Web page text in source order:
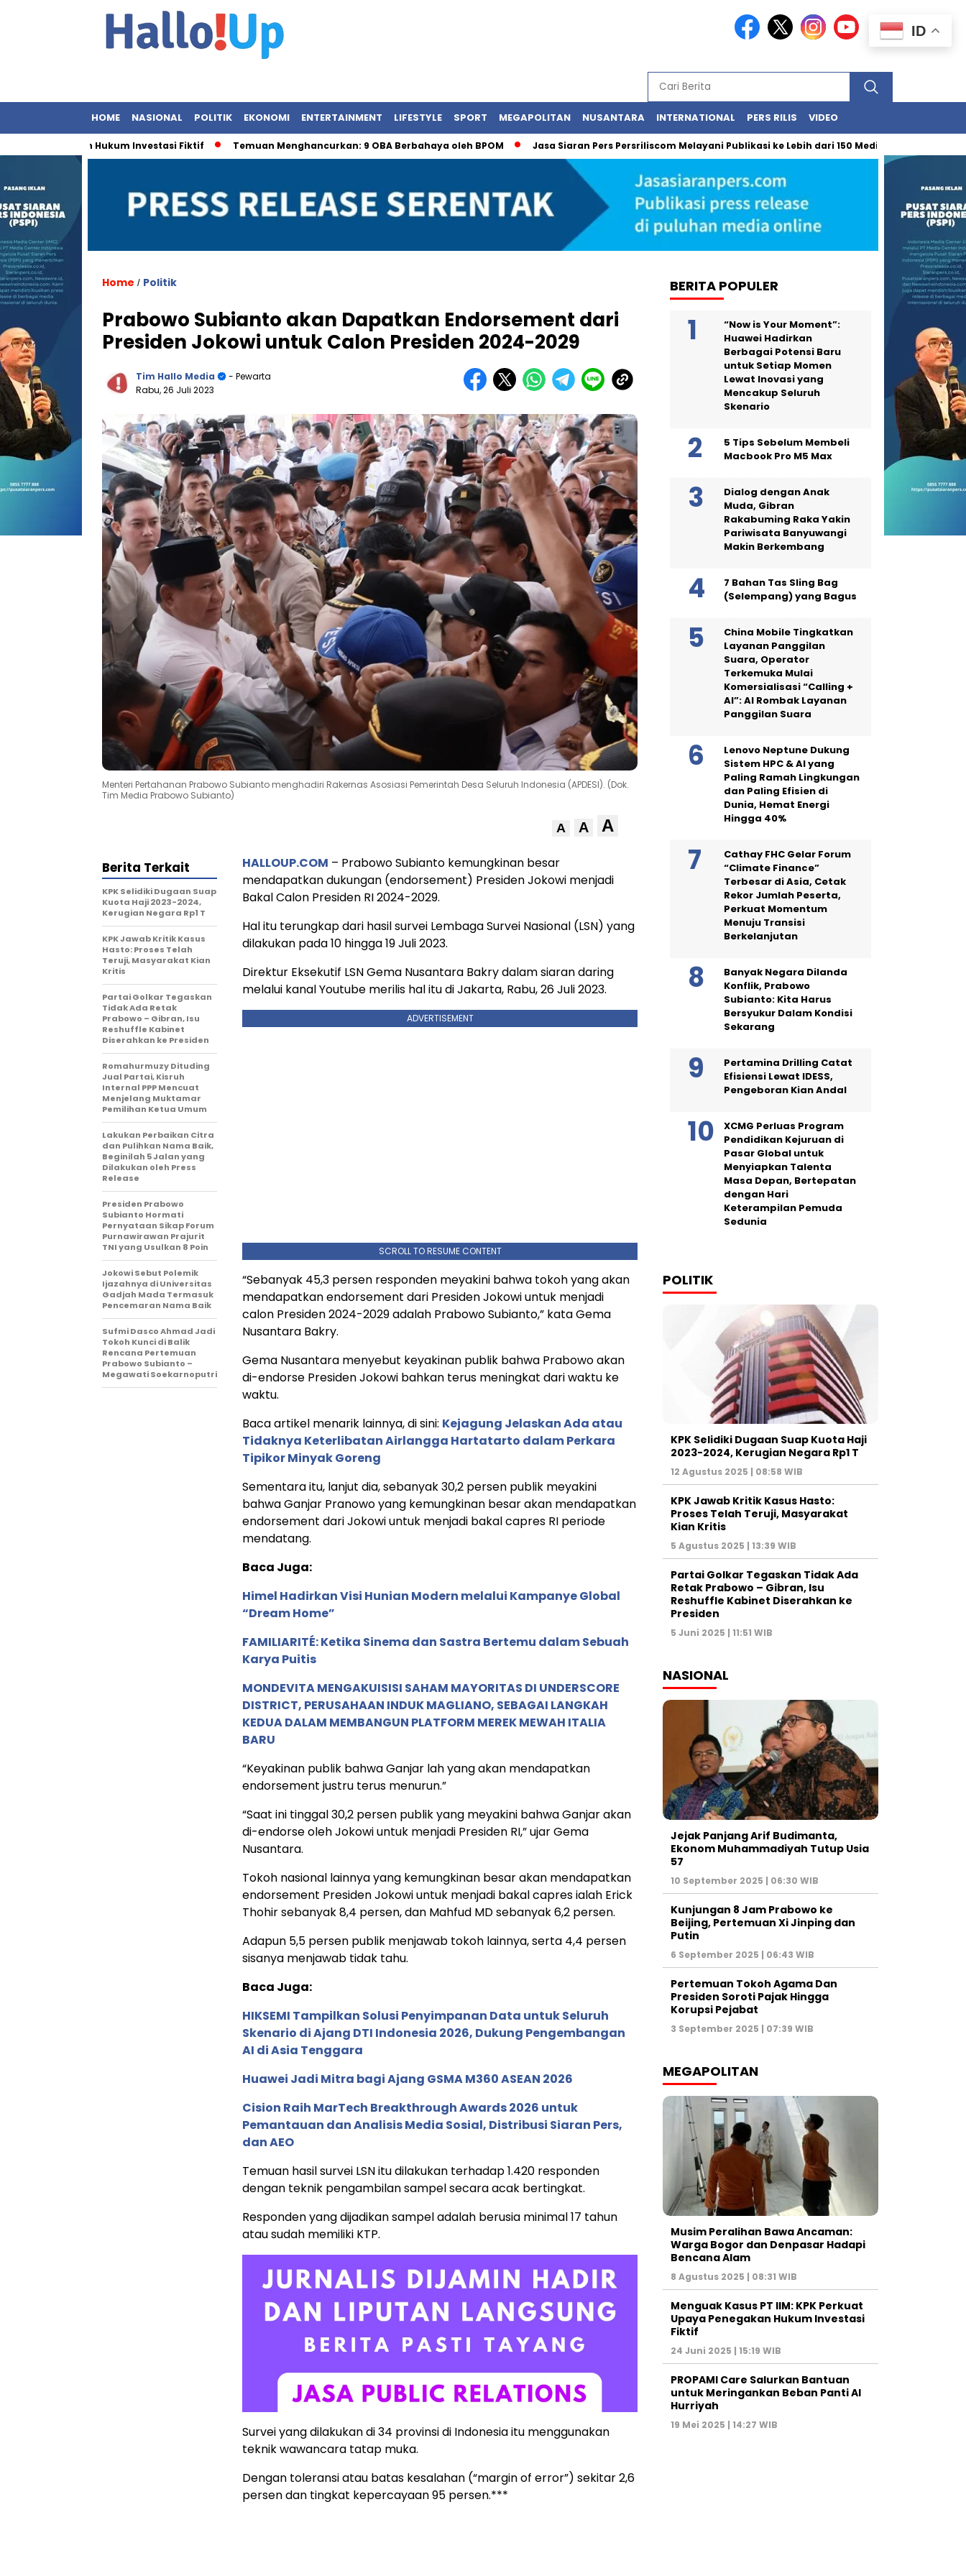
HOME NASIONAL POLITIK EKONOMI ENTERTAINMENT LIFESTYLE SPORT MEGAPOLITAN NUSANTARA INTERNATIONAL PERS RILIS VIDEO
Hukum Investasi Fiktif Temuan Menghancurkan: 9 OBA Berbahaya oleh BPOM Jasa Siaran Pers Persriliscom Melayani Publikasi ke Lebih dari 150 Media Online Berbagai
Home / Politik
Prabowo Subianto akan Dapatkan Endorsement dari
Presiden Jokowi untuk Calon Presiden 2024-2029
Tim Hallo Media
- Pewarta
Rabu, 26 Juli 2023
Menteri Pertahanan Prabowo Subianto menghadiri Rakernas Asosiasi Pemerintah Desa Seluruh Indonesia (APDESI). (Dok.
Tim Media Prabowo Subianto)
A A A
HALLOUP.COM – Prabowo Subianto kemungkinan besar
mendapatkan dukungan (endorsement) Presiden Jokowi menjadi
Bakal Calon Presiden RI 2024-2029.
Hal itu terungkap dari hasil survei Lembaga Survei Nasional (LSN) yang
dilakukan pada 10 hingga 19 Juli 2023.
Direktur Eksekutif LSN Gema Nusantara Bakry dalam siaran daring
melalui kanal Youtube merilis hal itu di Jakarta, Rabu, 26 Juli 2023.
ADVERTISEMENT
SCROLL TO RESUME CONTENT
“Sebanyak 45,3 persen responden meyakini bahwa tokoh yang akan
mendapatkan endorsement dari Presiden Jokowi untuk menjadi
calon Presiden 2024-2029 adalah Prabowo Subianto,” kata Gema
Nusantara Bakry.
Gema Nusantara menyebut keyakinan publik bahwa Prabowo akan
di-endorse Presiden Jokowi bahkan terus meningkat dari waktu ke
waktu.
Baca artikel menarik lainnya, di sini: Kejagung Jelaskan Ada atau
Tidaknya Keterlibatan Airlangga Hartatarto dalam Perkara
Tipikor Minyak Goreng
Sementara itu, lanjut dia, sebanyak 30,2 persen publik meyakini
bahwa Ganjar Pranowo yang kemungkinan besar akan mendapatkan
endorsement dari Jokowi untuk menjadi bakal capres RI periode
mendatang.
Baca Juga:
Himel Hadirkan Visi Hunian Modern melalui Kampanye Global
“Dream Home”
FAMILIARITÉ: Ketika Sinema dan Sastra Bertemu dalam Sebuah
Karya Puitis
MONDEVITA MENGAKUISISI SAHAM MAYORITAS DI UNDERSCORE
DISTRICT, PERUSAHAAN INDUK MAGLIANO, SEBAGAI LANGKAH
KEDUA DALAM MEMBANGUN PLATFORM MEREK MEWAH ITALIA
BARU
“Keyakinan publik bahwa Ganjar lah yang akan mendapatkan
endorsement justru terus menurun.”
“Saat ini tinggal 30,2 persen publik yang meyakini bahwa Ganjar akan
di-endorse oleh Jokowi untuk menjadi Presiden RI,” ujar Gema
Nusantara.
Tokoh nasional lainnya yang kemungkinan besar akan mendapatkan
endorsement Presiden Jokowi untuk menjadi bakal capres ialah Erick
Thohir sebanyak 8,4 persen, dan Mahfud MD sebanyak 6,2 persen.
Adapun 5,5 persen publik menjawab tokoh lainnya, serta 4,4 persen
sisanya menjawab tidak tahu.
Baca Juga:
HIKSEMI Tampilkan Solusi Penyimpanan Data untuk Seluruh
Skenario di Ajang DTI Indonesia 2026, Dukung Pengembangan
AI di Asia Tenggara
Huawei Jadi Mitra bagi Ajang GSMA M360 ASEAN 2026
Cision Raih MarTech Breakthrough Awards 2026 untuk
Pemantauan dan Analisis Media Sosial, Distribusi Siaran Pers,
dan AEO
Temuan hasil survei LSN itu dilakukan terhadap 1.420 responden
dengan teknik pengambilan sampel secara acak bertingkat.
Responden yang dijadikan sampel adalah berusia minimal 17 tahun
atau sudah memiliki KTP.
Survei yang dilakukan di 34 provinsi di Indonesia itu menggunakan
teknik wawancara tatap muka.
Dengan toleransi atau batas kesalahan (“margin of error”) sekitar 2,6
persen dan tingkat kepercayaan 95 persen.***
Berita Terkait
KPK Selidiki Dugaan Suap
Kuota Haji 2023-2024,
Kerugian Negara Rp1 T
KPK Jawab Kritik Kasus
Hasto: Proses Telah
Teruji, Masyarakat Kian
Kritis
Partai Golkar Tegaskan
Tidak Ada Retak
Prabowo – Gibran, Isu
Reshuffle Kabinet
Diserahkan ke Presiden
Romahurmuzy Dituding
Jual Partai, Kisruh
Internal PPP Mencuat
Menjelang Muktamar
Pemilihan Ketua Umum
Lakukan Perbaikan Citra
dan Pulihkan Nama Baik,
Beginilah 5 Jalan yang
Dilakukan oleh Press
Release
Presiden Prabowo
Subianto Hormati
Pernyataan Sikap Forum
Purnawirawan Prajurit
TNI yang Usulkan 8 Poin
Jokowi Sebut Polemik
Ijazahnya di Universitas
Gadjah Mada Termasuk
Pencemaran Nama Baik
Sufmi Dasco Ahmad Jadi
Tokoh Kunci di Balik
Rencana Pertemuan
Prabowo Subianto –
Megawati Soekarnoputri
BERITA POPULER
“Now is Your Moment”:
Huawei Hadirkan
Berbagai Potensi Baru
untuk Setiap Momen
Lewat Inovasi yang
Mencakup Seluruh
Skenario
5 Tips Sebelum Membeli
Macbook Pro M5 Max
Dialog dengan Anak
Muda, Gibran
Rakabuming Raka Yakin
Pariwisata Banyuwangi
Makin Berkembang
7 Bahan Tas Sling Bag
(Selempang) yang Bagus
China Mobile Tingkatkan
Layanan Panggilan
Suara, Operator
Terkemuka Mulai
Komersialisasi “Calling +
AI”: AI Rombak Layanan
Panggilan Suara
Lenovo Neptune Dukung
Sistem HPC & AI yang
Paling Ramah Lingkungan
dan Paling Efisien di
Dunia, Hemat Energi
Hingga 40%
Cathay FHC Gelar Forum
“Climate Finance”
Terbesar di Asia, Cetak
Rekor Jumlah Peserta,
Perkuat Momentum
Menuju Transisi
Berkelanjutan
Banyak Negara Dilanda
Konflik, Prabowo
Subianto: Kita Harus
Bersyukur Dalam Kondisi
Sekarang
Pertamina Drilling Catat
Efisiensi Lewat IDESS,
Pengeboran Kian Andal
XCMG Perluas Program
Pendidikan Kejuruan di
Pasar Global untuk
Menyiapkan Talenta
Masa Depan, Bertepatan
dengan Hari
Keterampilan Pemuda
Sedunia
POLITIK
KPK Selidiki Dugaan Suap Kuota Haji
2023-2024, Kerugian Negara Rp1 T
12 Agustus 2025 | 08:58 WIB
KPK Jawab Kritik Kasus Hasto:
Proses Telah Teruji, Masyarakat
Kian Kritis
5 Agustus 2025 | 13:39 WIB
Partai Golkar Tegaskan Tidak Ada
Retak Prabowo – Gibran, Isu
Reshuffle Kabinet Diserahkan ke
Presiden
5 Juni 2025 | 11:51 WIB
NASIONAL
Jejak Panjang Arif Budimanta,
Ekonom Muhammadiyah Tutup Usia
57
10 September 2025 | 06:30 WIB
Kunjungan 8 Jam Prabowo ke
Beijing, Pertemuan Xi Jinping dan
Putin
6 September 2025 | 06:43 WIB
Pertemuan Tokoh Agama Dan
Presiden Soroti Pajak Hingga
Korupsi Pejabat
3 September 2025 | 07:39 WIB
MEGAPOLITAN
Musim Peralihan Bawa Ancaman:
Warga Bogor dan Denpasar Hadapi
Bencana Alam
8 Agustus 2025 | 08:31 WIB
Menguak Kasus PT IIM: KPK Perkuat
Upaya Penegakan Hukum Investasi
Fiktif
24 Juni 2025 | 15:19 WIB
PROPAMI Care Salurkan Bantuan
untuk Meringankan Beban Panti Al
Hurriyah
19 Mei 2025 | 14:27 WIB
ID